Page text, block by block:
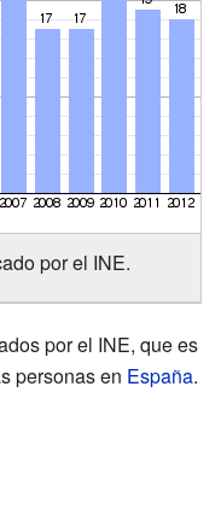
por el INE.
por el INE, que es
personas en España.